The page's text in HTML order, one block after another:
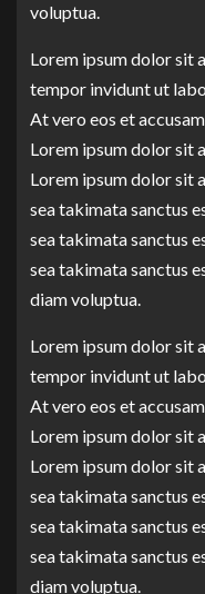
voluptua.
Lorem ipsum dolor sit
tempor invidunt ut
At vero eos et
Lorem ipsum dolor sit
Lorem ipsum dolor sit
sea takimata sanctus
sea takimata sanctus
sea takimata sanctus
diam voluptua.
Lorem ipsum dolor sit
tempor invidunt ut
At vero eos et
Lorem ipsum dolor sit
Lorem ipsum dolor sit
sea takimata sanctus
sea takimata sanctus
sea takimata sanctus
diam voluptua.